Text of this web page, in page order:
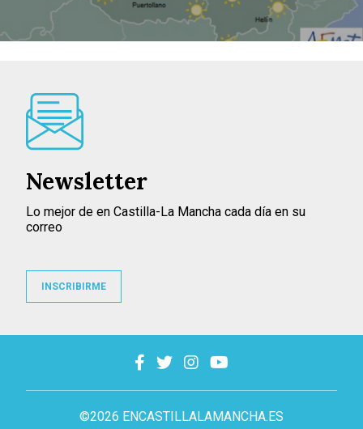
©2026 ENCASTILLALAMANCHA.ES
Newsletter
Lo mejor de en Castilla-La Mancha cada día en su
correo
INSCRIBIRME